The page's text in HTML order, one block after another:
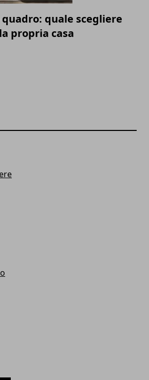
quale scegliere
propria casa